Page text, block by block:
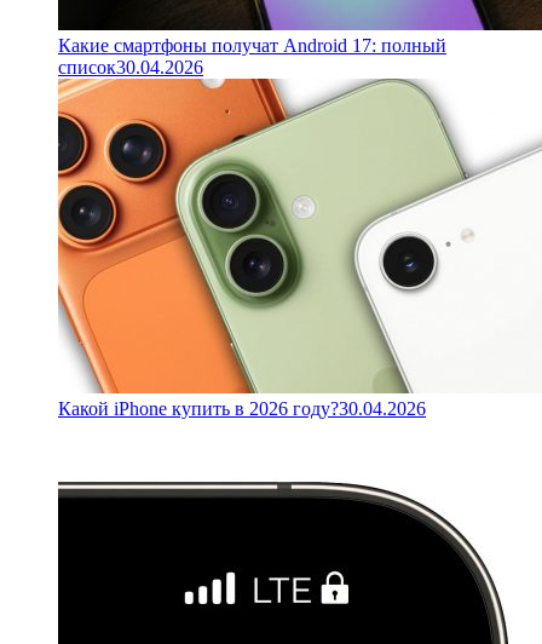
Какие смартфоны получат Android 17: полный
список30.04.2026
Какой iPhone купить в 2026 году?30.04.2026